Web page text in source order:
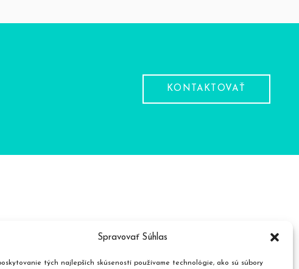
Spravovať Súhlas
tých najlepších skúseností používame technológie, ako sú súbory
KONTAKTOVAŤ
produktov